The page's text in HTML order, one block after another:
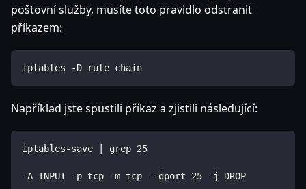
poštovní služby, musíte toto pravidlo odstranit
příkazem:
iptables -D rule chain
Například jste spustili příkaz a zjistili následující:
iptables-save | grep 25
-A INPUT -p tcp -m tcp --dport 25 -j DROP